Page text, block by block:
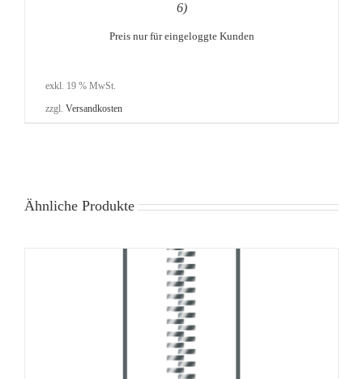
6)
Preis nur für eingeloggte Kunden
exkl. 19 % MwSt.
zzgl. Versandkosten
Ähnliche Produkte